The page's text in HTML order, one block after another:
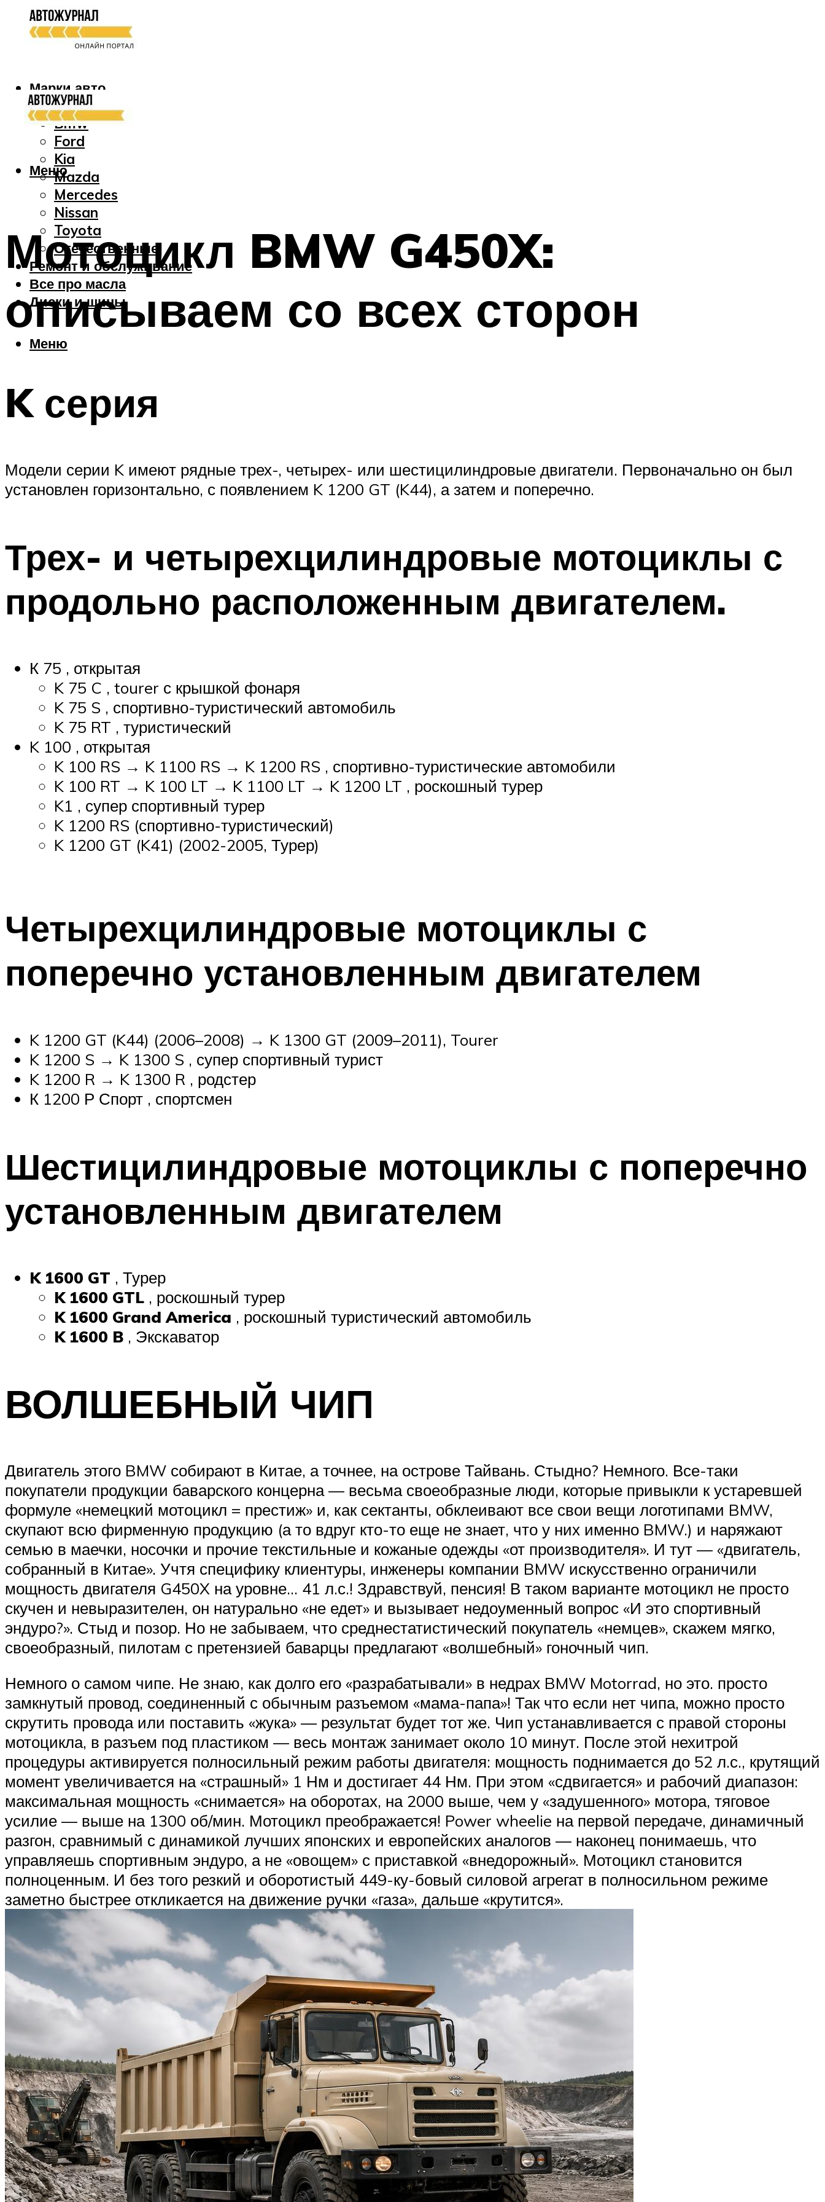
Марки авто
Audi
Bmw
Ford
Kia
Mazda
Mercedes
Nissan
Toyota
Отечественные
Ремонт и обслуживание
Все про масла
Диски и шины
Меню
Меню
Мотоцикл BMW G450X:
описываем со всех сторон
K серия
Модели серии K имеют рядные трех-, четырех- или шестицилиндровые двигатели. Первоначально он был
установлен горизонтально, с появлением K 1200 GT (K44), а затем и поперечно.
Трех- и четырехцилиндровые мотоциклы с
продольно расположенным двигателем.
К 75 , открытая
K 75 C , tourer с крышкой фонаря
K 75 S , спортивно-туристический автомобиль
K 75 RT , туристический
K 100 , открытая
K 100 RS → K 1100 RS → K 1200 RS , спортивно-туристические автомобили
K 100 RT → K 100 LT → K 1100 LT → K 1200 LT , роскошный турер
K1 , супер спортивный турер
K 1200 RS (спортивно-туристический)
K 1200 GT (K41) (2002-2005, Турер)
Четырехцилиндровые мотоциклы с
поперечно установленным двигателем
K 1200 GT (K44) (2006–2008) → K 1300 GT (2009–2011), Tourer
K 1200 S → K 1300 S , супер спортивный турист
K 1200 R → K 1300 R , родстер
К 1200 Р Спорт , спортсмен
Шестицилиндровые мотоциклы с поперечно
установленным двигателем
K 1600 GT , Турер
K 1600 GTL , роскошный турер
K 1600 Grand America , роскошный туристический автомобиль
K 1600 B , Экскаватор
ВОЛШЕБНЫЙ ЧИП
Двигатель этого BMW собирают в Китае, а точнее, на острове Тайвань. Стыдно? Немного. Все-таки
покупатели продукции баварского концерна — весьма своеобразные люди, которые привыкли к устаревшей
формуле «немецкий мотоцикл = престиж» и, как сектанты, обклеивают все свои вещи логотипами BMW,
скупают всю фирменную продукцию (а то вдруг кто-то еще не знает, что у них именно BMW.) и наряжают
семью в маечки, носочки и прочие текстильные и кожаные одежды «от производителя». И тут — «двигатель,
собранный в Китае». Учтя специфику клиентуры, инженеры компании BMW искусственно ограничили
мощность двигателя G450X на уровне… 41 л.с.! Здравствуй, пенсия! В таком варианте мотоцикл не просто
скучен и невыразителен, он натурально «не едет» и вызывает недоуменный вопрос «И это спортивный
эндуро?». Стыд и позор. Но не забываем, что среднестатистический покупатель «немцев», скажем мягко,
своеобразный, пилотам с претензией баварцы предлагают «волшебный» гоночный чип.
Немного о самом чипе. Не знаю, как долго его «разрабатывали» в недрах BMW Motorrad, но это. просто
замкнутый провод, соединенный с обычным разъемом «мама-папа»! Так что если нет чипа, можно просто
скрутить провода или поставить «жука» — результат будет тот же. Чип устанавливается с правой стороны
мотоцикла, в разъем под пластиком — весь монтаж занимает около 10 минут. После этой нехитрой
процедуры активируется полносильный режим работы двигателя: мощность поднимается до 52 л.с., крутящий
момент увеличивается на «страшный» 1 Нм и достигает 44 Нм. При этом «сдвигается» и рабочий диапазон:
максимальная мощность «снимается» на оборотах, на 2000 выше, чем у «задушенного» мотора, тяговое
усилие — выше на 1300 об/мин. Мотоцикл преображается! Power wheelie на первой передаче, динамичный
разгон, сравнимый с динамикой лучших японских и европейских аналогов — наконец понимаешь, что
управляешь спортивным эндуро, а не «овощем» с приставкой «внедорожный». Мотоцикл становится
полноценным. И без того резкий и оборотистый 449-ку-бовый силовой агрегат в полносильном режиме
заметно быстрее откликается на движение ручки «газа», дальше «крутится».